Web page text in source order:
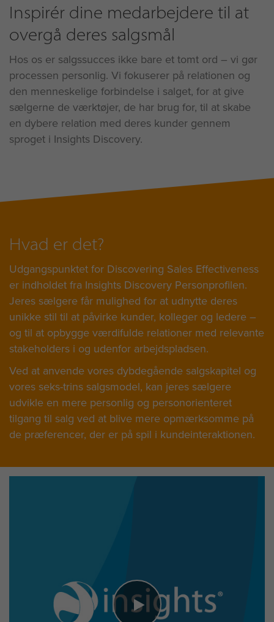
Inspirér dine medarbejdere til at
overgå deres salgsmål
Hos os er salgssucces ikke bare et tomt ord – vi gør
processen personlig. Vi fokuserer på relationen og
den menneskelige forbindelse i salget, for at give
sælgerne de værktøjer, de har brug for, til at skabe
en dybere relation med deres kunder gennem
sproget i Insights Discovery.
Hvad er det?
Udgangspunktet for Discovering Sales Effectiveness
er indholdet fra Insights Discovery Personprofilen.
Jeres sælgere får mulighed for at udnytte deres
unikke stil til at påvirke kunder, kolleger og ledere –
og til at opbygge værdifulde relationer med relevante
stakeholders i og udenfor arbejdspladsen.
Ved at anvende vores dybdegående salgskapitel og
vores seks-trins salgsmodel, kan jeres sælgere
udvikle en mere personlig og personorienteret
tilgang til salg ved at blive mere opmærksomme på
de præferencer, der er på spil i kundeinteraktionen.